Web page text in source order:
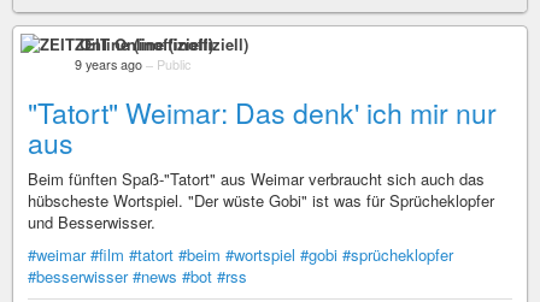
ZEIT Online (inoffiziell)
9 years ago – Public
"Tatort" Weimar: Das denk' ich mir nur
aus
Beim fünften Spaß-"Tatort" aus Weimar verbraucht sich auch das
hübscheste Wortspiel. "Der wüste Gobi" ist was für Sprücheklopfer
und Besserwisser.
#weimar #film #tatort #beim #wortspiel #gobi #sprücheklopfer
#besserwisser #news #bot #rss